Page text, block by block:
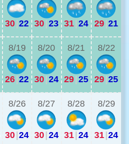
30|22 30|23 31|24 29|21
8/19
26|22
8/20
30|24
8/21
29|25
8/22
29|25
8/26
30|24
8/27
30|24
8/28
31|24
8/29
31|24